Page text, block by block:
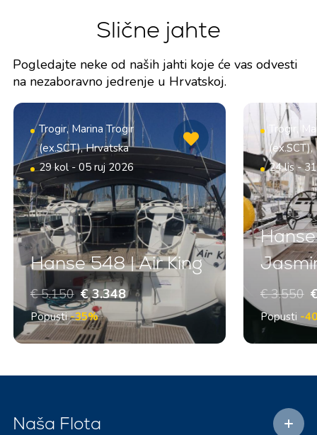
Slične jahte
Pogledajte neke od naših jahti koje će vas odvesti
na nezaboravno jedrenje u Hrvatskoj.
Trogir, Marina Trogir
(ex.SCT), Hrvatska
29 kol - 05 ruj 2026
Hanse 548 | Air King
€ 5.150 € 3.348
Popusti-35%
Trogir,
24 lis -
€ 3.550
Popusti -
Naša Flota